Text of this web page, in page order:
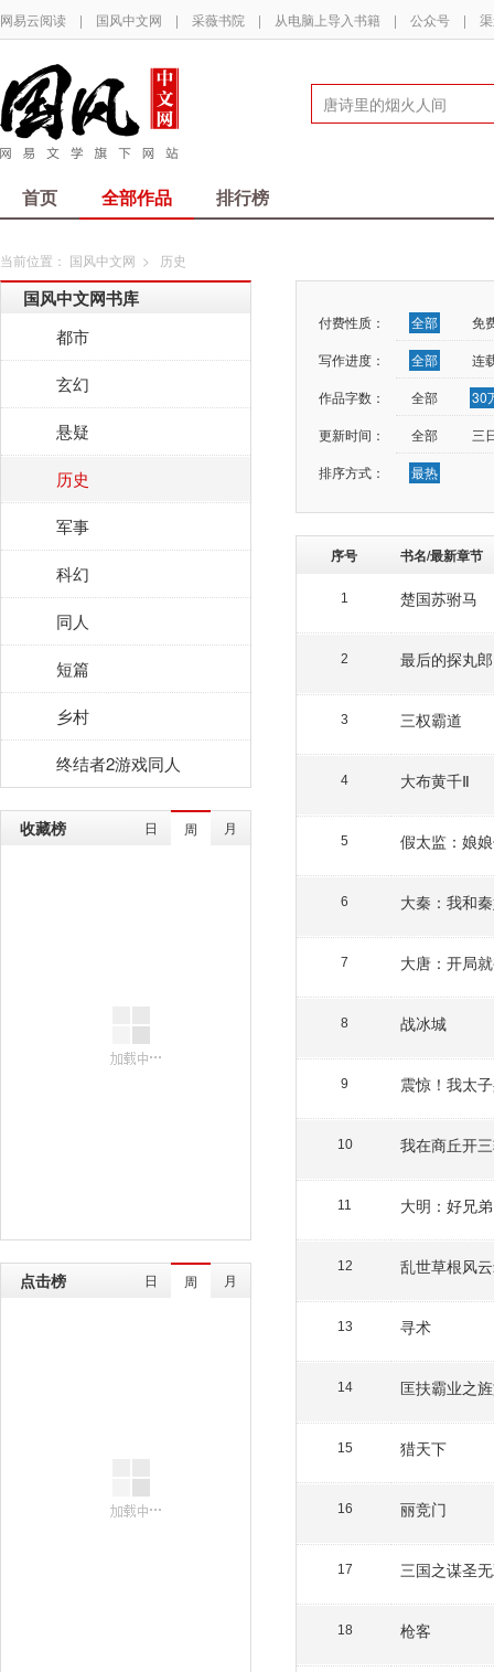
网易云阅读 | 国风中文网 | 采薇书院 | 从电脑上导入书籍 | 公众号 |
首页 全部作品 排行榜
当前位置： 国风中文网 > 历史
国风中文网书库
都市
玄幻
悬疑
历史
军事
科幻
同人
短篇
乡村
终结者2游戏同人
收藏榜 日 周 月
点击榜 日 周 月
付费性质： 全部
免
写作进度：
全部
连
作品字数：
全部
30
更新时间：
全部
三
排序方式：
最热
序号 书名/最新章节
1 楚国苏驸马
2 最后的探丸郎
3 三权霸道
4 大布黄千Ⅱ
5 假太监：娘
6 大秦：我和
7 大唐：开局
8 战冰城
9 震惊！我太
10 我在商丘开
11 大明：好兄
12 乱世草根风
13 寻术
14 匡扶霸业之
15 猎天下
16 丽竞门
17 三国之谋圣
18 枪客